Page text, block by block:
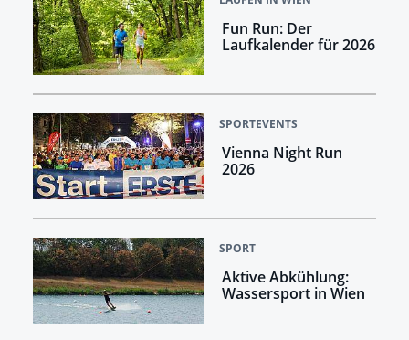
Fun Run: Der
Laufkalender für 2026
SPORTEVENTS
Vienna Night Run
2026
SPORT
Aktive Abkühlung:
Wassersport in Wien